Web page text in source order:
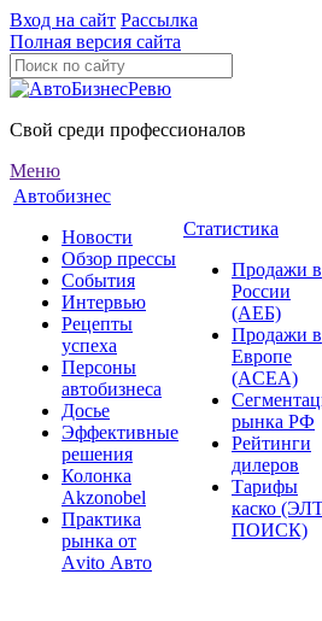
Вход на сайт Рассылка
Полная версия сайта
Свой среди профессионалов
Меню
Автобизнес
Новости
Обзор прессы
События
Интервью
Рецепты
успеха
Персоны
автобизнеса
Досье
Эффективные
решения
Колонка
Akzonobel
Практика
рынка от
Аvito Авто
Статистика
Продажи в
России
(АЕБ)
Продажи в
Европе
(ACEA)
рынка РФ
Рейтинги
дилеров
Тарифы
каско
ПОИСК)